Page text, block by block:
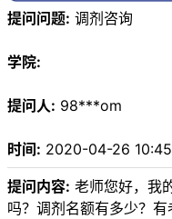
提问问题: 调剂咨询
学院:
提问人: 98***om
时间: 2020-04-26 10:45
提问内容: 老师您好，我
吗？调剂名额有多少？